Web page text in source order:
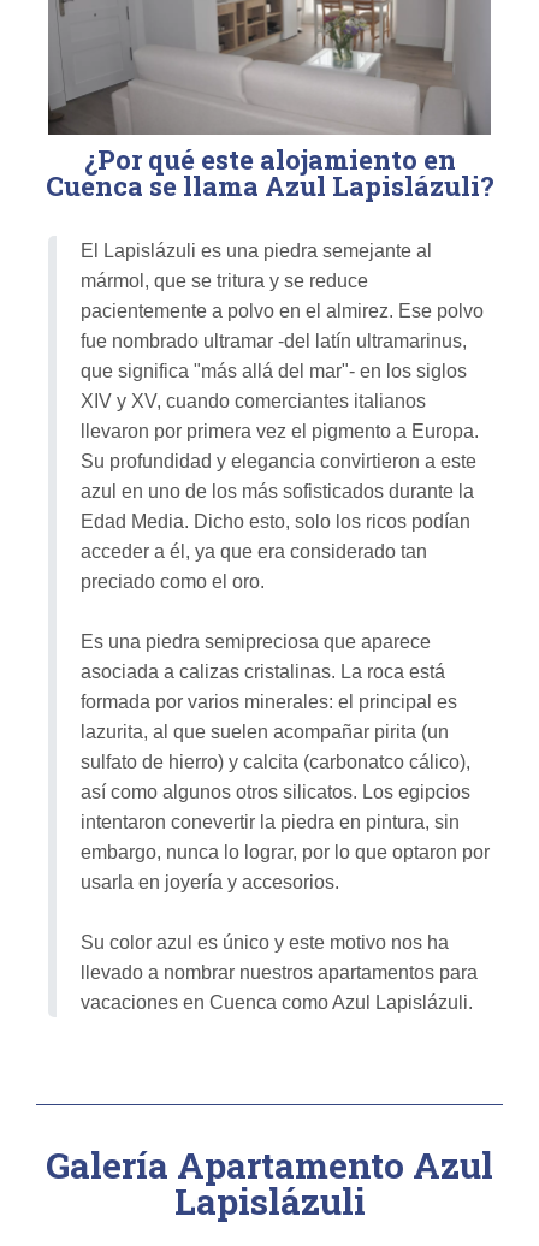
¿Por qué este alojamiento en
Cuenca se llama Azul Lapislázuli?
El Lapislázuli es una piedra semejante al
mármol, que se tritura y se reduce
pacientemente a polvo en el almirez. Ese polvo
fue nombrado ultramar -del latín ultramarinus,
que significa "más allá del mar"- en los siglos
XIV y XV, cuando comerciantes italianos
llevaron por primera vez el pigmento a Europa.
Su profundidad y elegancia convirtieron a este
azul en uno de los más sofisticados durante la
Edad Media. Dicho esto, solo los ricos podían
acceder a él, ya que era considerado tan
preciado como el oro.
Es una piedra semipreciosa que aparece
asociada a calizas cristalinas. La roca está
formada por varios minerales: el principal es
lazurita, al que suelen acompañar pirita (un
sulfato de hierro) y calcita (carbonatco cálico),
así como algunos otros silicatos. Los egipcios
intentaron conevertir la piedra en pintura, sin
embargo, nunca lo lograr, por lo que optaron por
usarla en joyería y accesorios.
Su color azul es único y este motivo nos ha
llevado a nombrar nuestros apartamentos para
vacaciones en Cuenca como Azul Lapislázuli.
Galería Apartamento Azul
Lapislázuli